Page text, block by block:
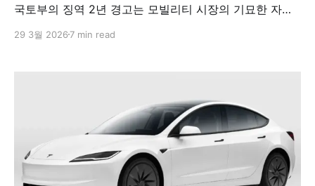
국토부의 징역 2년 경고는 모빌리티 시장의 기묘한 자화
한다. 기술 혁신이 낡은 규제와 충돌하며 발생하는 구조적
29 3월 2026 7 min read